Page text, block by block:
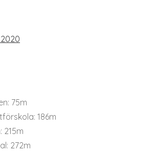
75m
186m
215m
272m